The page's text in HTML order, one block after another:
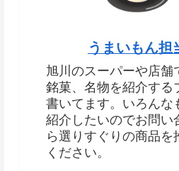
うまいもん担
旭川のスーパーや店舗
銘菓、名物を紹介する
書いてます。いろんな
紹介したいのでお問い
ら選りすぐりの商品を
ください。